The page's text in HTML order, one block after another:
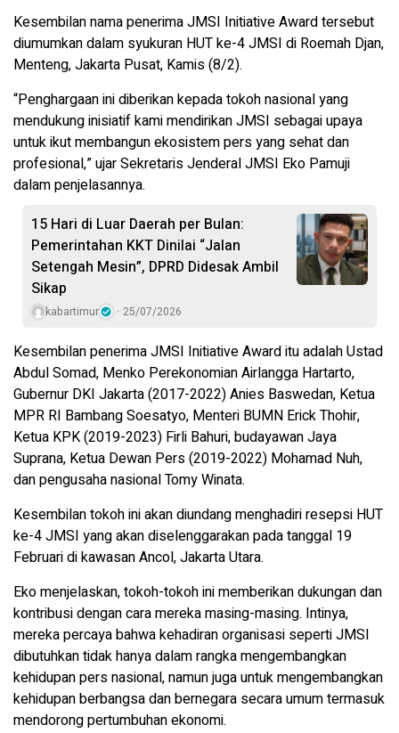
Kesembilan nama penerima JMSI Initiative Award tersebut
diumumkan dalam syukuran HUT ke-4 JMSI di Roemah Djan,
Menteng, Jakarta Pusat, Kamis (8/2).
“Penghargaan ini diberikan kepada tokoh nasional yang
mendukung inisiatif kami mendirikan JMSI sebagai upaya
untuk ikut membangun ekosistem pers yang sehat dan
profesional,” ujar Sekretaris Jenderal JMSI Eko Pamuji
dalam penjelasannya.
15 Hari di Luar Daerah per Bulan:
Pemerintahan KKT Dinilai “Jalan
Setengah Mesin”, DPRD Didesak Ambil
Sikap
kabartimur 25/07/2026
Kesembilan penerima JMSI Initiative Award itu adalah Ustad
Abdul Somad, Menko Perekonomian Airlangga Hartarto,
Gubernur DKI Jakarta (2017-2022) Anies Baswedan, Ketua
MPR RI Bambang Soesatyo, Menteri BUMN Erick Thohir,
Ketua KPK (2019-2023) Firli Bahuri, budayawan Jaya
Suprana, Ketua Dewan Pers (2019-2022) Mohamad Nuh,
dan pengusaha nasional Tomy Winata.
Kesembilan tokoh ini akan diundang menghadiri resepsi HUT
ke-4 JMSI yang akan diselenggarakan pada tanggal 19
Februari di kawasan Ancol, Jakarta Utara.
Eko menjelaskan, tokoh-tokoh ini memberikan dukungan dan
kontribusi dengan cara mereka masing-masing. Intinya,
mereka percaya bahwa kehadiran organisasi seperti JMSI
dibutuhkan tidak hanya dalam rangka mengembangkan
kehidupan pers nasional, namun juga untuk mengembangkan
kehidupan berbangsa dan bernegara secara umum termasuk
mendorong pertumbuhan ekonomi.